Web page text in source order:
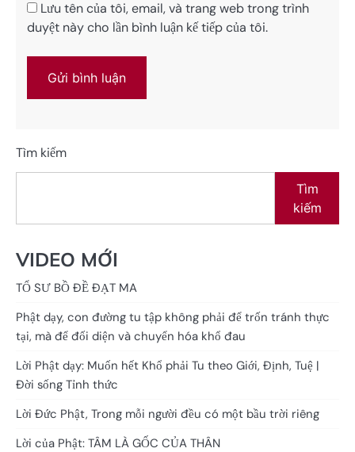
Lưu tên của tôi, email, và trang web trong trình
duyệt này cho lần bình luận kế tiếp của tôi.
Tìm kiếm
Tìm
kiếm
VIDEO MỚI
TỔ SƯ BỒ ĐỀ ĐẠT MA
Phật dạy, con đường tu tập không phải để trốn tránh thực
tại, mà để đối diện và chuyển hóa khổ đau
Lời Phật dạy: Muốn hết Khổ phải Tu theo Giới, Định, Tuệ |
Đời sống Tỉnh thức
Lời Đức Phật, Trong mỗi người đều có một bầu trời riêng
Lời của Phật: TÂM LÀ GỐC CỦA THÂN